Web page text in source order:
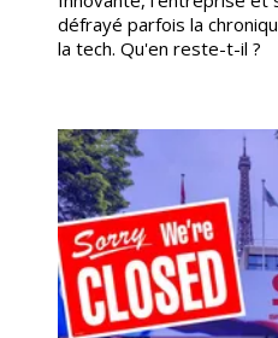
défrayé parfois la
la tech. Qu'en reste-t-il ?